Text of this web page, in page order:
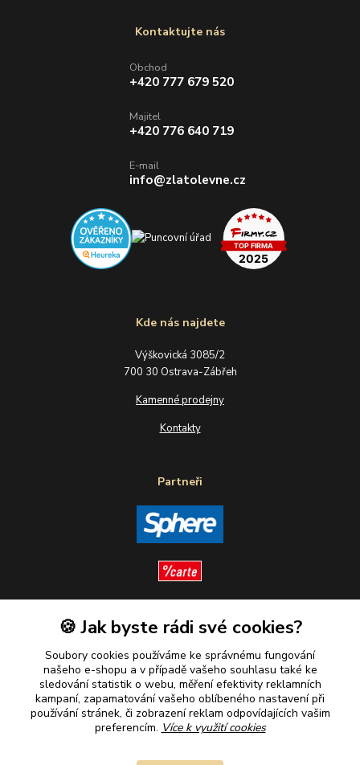
Kde nás najdete
Výškovická 3085/2
700 30 Ostrava-Zábřeh
Kamenné prodejny
Kontakty
Partneři
Sledujte nás
Plaťte u nás bezpečně
Kontaktujte nás
Obchod
+420 777 679 520
Majitel
+420 776 640 719
E-mail
info@zlatolevne.cz
🍪 Jak byste rádi své cookies?
Soubory cookies používáme ke správnému fungování
našeho e-shopu a v případě vašeho souhlasu také ke
sledování statistik o webu, měření efektivity reklamních
kampaní, zapamatování vašeho oblíbeného nastavení při
používání stránek, či zobrazení reklam odpovídajících vašim
preferencím. Více k využití cookies